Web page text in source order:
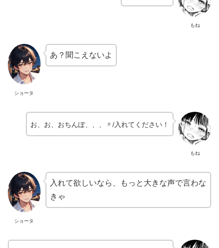
もね
ショータ
あ？聞こえないよ
もね
お、お、おちんぽ、、、〃/入れてください！
ショータ
入れて欲しいなら、もっと大きな声で言わな
きゃ